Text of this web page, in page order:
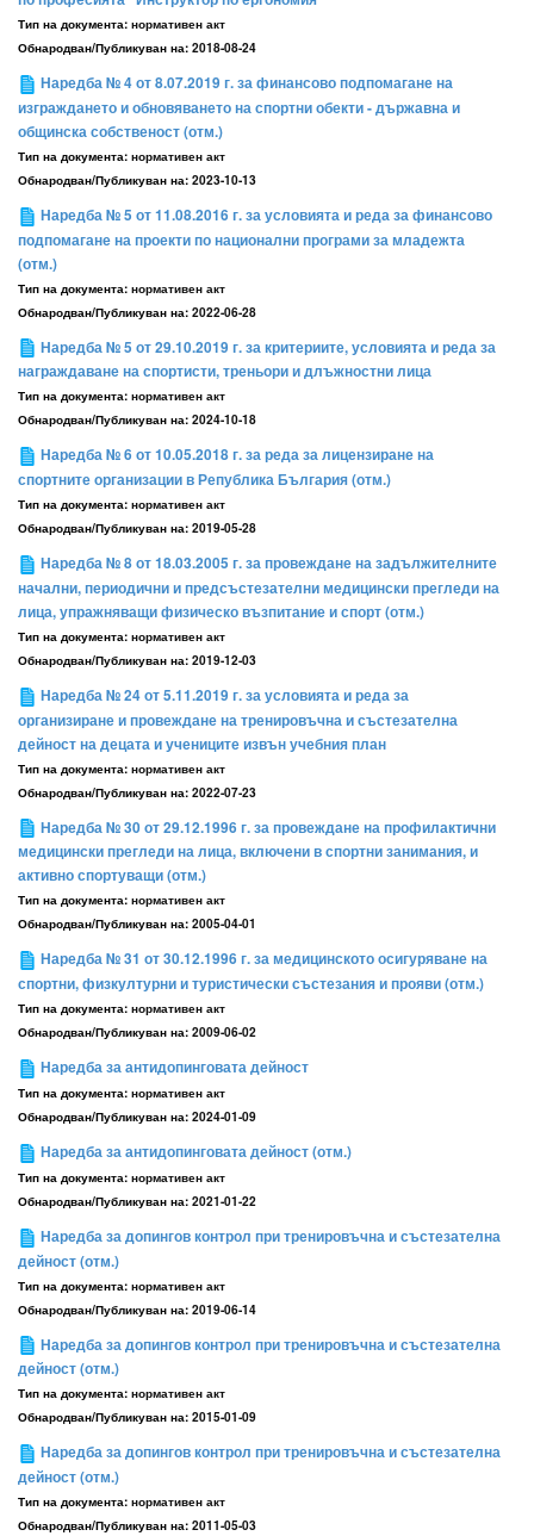
Тип на документа: нормативен акт
Обнародван/Публикуван на: 2018-08-24
Наредба № 4 от 8.07.2019 г. за финансово подпомагане на
изграждането и обновяването на спортни обекти - държавна и
общинска собственост (отм.)
Тип на документа: нормативен акт
Обнародван/Публикуван на: 2023-10-13
Наредба № 5 от 11.08.2016 г. за условията и реда за финансово
подпомагане на проекти по национални програми за младежта
(отм.)
Тип на документа: нормативен акт
Обнародван/Публикуван на: 2022-06-28
Наредба № 5 от 29.10.2019 г. за критериите, условията и реда за
награждаване на спортисти, треньори и длъжностни лица
Тип на документа: нормативен акт
Обнародван/Публикуван на: 2024-10-18
Наредба № 6 от 10.05.2018 г. за реда за лицензиране на
спортните организации в Република България (отм.)
Тип на документа: нормативен акт
Обнародван/Публикуван на: 2019-05-28
Наредба № 8 от 18.03.2005 г. за провеждане на задължителните
начални, периодични и предсъстезателни медицински прегледи на
лица, упражняващи физическо възпитание и спорт (отм.)
Тип на документа: нормативен акт
Обнародван/Публикуван на: 2019-12-03
Наредба № 24 от 5.11.2019 г. за условията и реда за
организиране и провеждане на тренировъчна и състезателна
дейност на децата и учениците извън учебния план
Тип на документа: нормативен акт
Обнародван/Публикуван на: 2022-07-23
Наредба № 30 от 29.12.1996 г. за провеждане на профилактични
медицински прегледи на лица, включени в спортни занимания, и
активно спортуващи (отм.)
Тип на документа: нормативен акт
Обнародван/Публикуван на: 2005-04-01
Наредба № 31 от 30.12.1996 г. за медицинското осигуряване на
спортни, физкултурни и туристически състезания и прояви (отм.)
Тип на документа: нормативен акт
Обнародван/Публикуван на: 2009-06-02
Наредба за антидопинговата дейност
Тип на документа: нормативен акт
Обнародван/Публикуван на: 2024-01-09
Наредба за антидопинговата дейност (отм.)
Тип на документа: нормативен акт
Обнародван/Публикуван на: 2021-01-22
Наредба за допингов контрол при тренировъчна и състезателна
дейност (отм.)
Тип на документа: нормативен акт
Обнародван/Публикуван на: 2019-06-14
Наредба за допингов контрол при тренировъчна и състезателна
дейност (отм.)
Тип на документа: нормативен акт
Обнародван/Публикуван на: 2015-01-09
Наредба за допингов контрол при тренировъчна и състезателна
дейност (отм.)
Тип на документа: нормативен акт
Обнародван/Публикуван на: 2011-05-03